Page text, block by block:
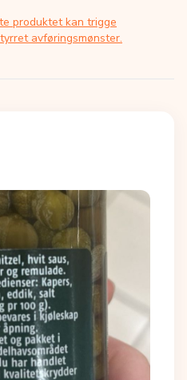
produktet kan trigge
avføringsmønster.